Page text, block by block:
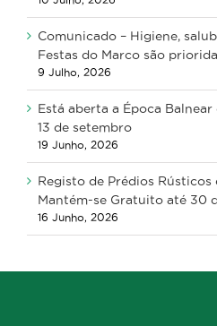
Comunicado – Higiene,
Festas do Marco são
9 Julho, 2026
Está aberta a Época
13 de setembro
19 Junho, 2026
Registo de Prédios Rústicos
Mantém-se Gratuito até 30
16 Junho, 2026